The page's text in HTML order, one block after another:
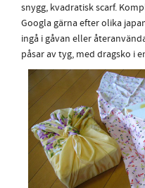
snygg, kvadratisk scarf.
Googla gärna efter olika
ingå i gåvan eller
påsar av tyg, med dragsko i